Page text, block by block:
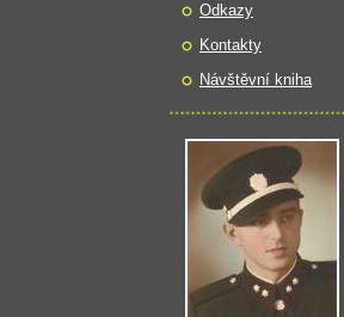
Odkazy
Kontakty
Návštěvní kniha